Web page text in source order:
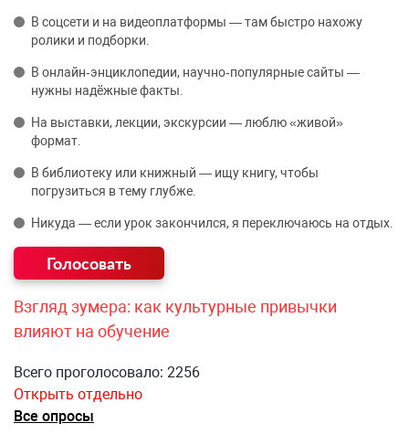
В соцсети и на видеоплатформы — там быстро нахожу
ролики и подборки.
В онлайн‑энциклопедии, научно‑популярные сайты —
нужны надёжные факты.
На выставки, лекции, экскурсии — люблю «живой»
формат.
В библиотеку или книжный — ищу книгу, чтобы
погрузиться в тему глубже.
Никуда — если урок закончился, я переключаюсь на отдых.
Взгляд зумера: как культурные привычки
влияют на обучение
Всего проголосовало: 2256
Открыть отдельно
Все опросы